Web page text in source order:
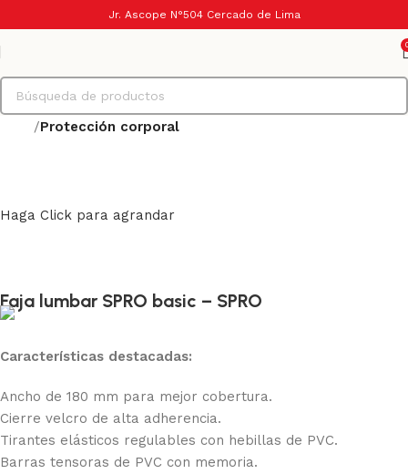
Jr. Ascope N°504 Cercado de Lima
Protección corporal
Haga Click para agrandar
Faja lumbar SPRO basic – SPRO
Características destacadas:
Ancho de 180 mm para mejor cobertura.
Cierre velcro de alta adherencia.
Tirantes elásticos regulables con hebillas de PVC.
Barras tensoras de PVC con memoria.